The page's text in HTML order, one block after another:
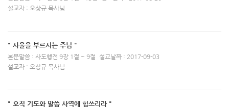
설교자 : 오상규 목사님
" 사울을 부르시는 주님 "
본문말씀 : 사도행전 9장 1절 ~ 9절
설교날짜 : 2017-09-03
설교자 : 오상규 목사님
" 오직 기도와 말씀 사역에 힘쓰리라 "